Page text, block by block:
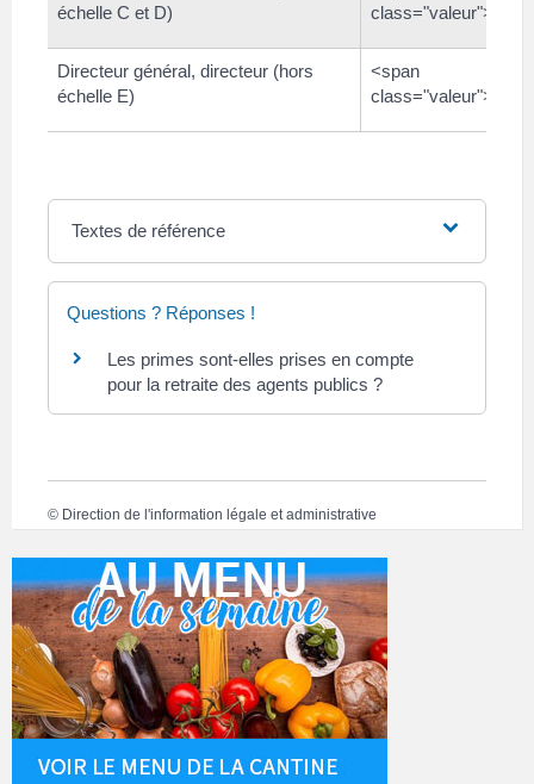
échelle C et D)
class="valeur">6
Directeur général, directeur (hors
échelle E)
<span
class="valeur">7
Textes de référence
Questions ? Réponses !
Les primes sont-elles prises en compte
pour la retraite des agents publics ?
© Direction de l'information légale et administrative